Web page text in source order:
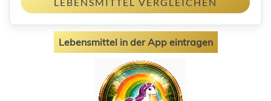
Lebensmittel in der App eintragen